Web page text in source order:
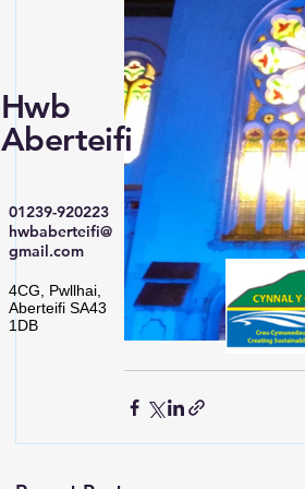
Hwb
Aberteifi
01239-920223
hwbaberteifi@
gmail.com
4CG, Pwllhai,
Aberteifi SA43
1DB